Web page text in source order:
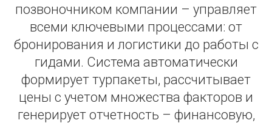
позвоночником компании – управляет
всеми ключевыми процессами: от
бронирования и логистики до работы с
гидами. Система автоматически
формирует турпакеты, рассчитывает
цены с учетом множества факторов и
генерирует отчетность – финансовую,